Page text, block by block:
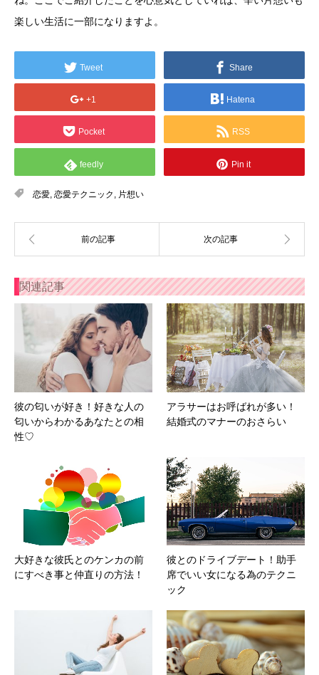
楽しい生活に一部になりますよ。
Tweet Share
+1 Hatena
Pocket RSS
feedly Pin it
恋愛, 恋愛テクニック , 片想い
関連記事
彼の匂いが好き！好きな人の
匂いからわかるあなたとの相
性♡
アラサーはお呼ばれが多い！
結婚式のマナーのおさらい
大好きな彼氏とのケンカの前
にすべき事と仲直りの方法！
彼とのドライブデート！助手
席でいい女になる為のテクニ
ック